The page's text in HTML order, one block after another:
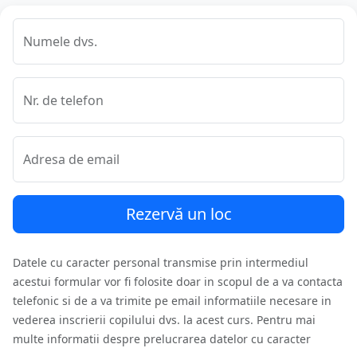
Numele dvs.
Nr. de telefon
Adresa de email
Rezervă un loc
Datele cu caracter personal transmise prin intermediul
acestui formular vor fi folosite doar in scopul de a va contacta
telefonic si de a va trimite pe email informatiile necesare in
vederea inscrierii copilului dvs. la acest curs. Pentru mai
multe informatii despre prelucrarea datelor cu caracter